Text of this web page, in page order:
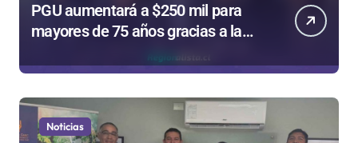
PGU aumentará a $250 mil para
mayores de 75 años gracias a la
reforma aprobada el 2025
Noticias